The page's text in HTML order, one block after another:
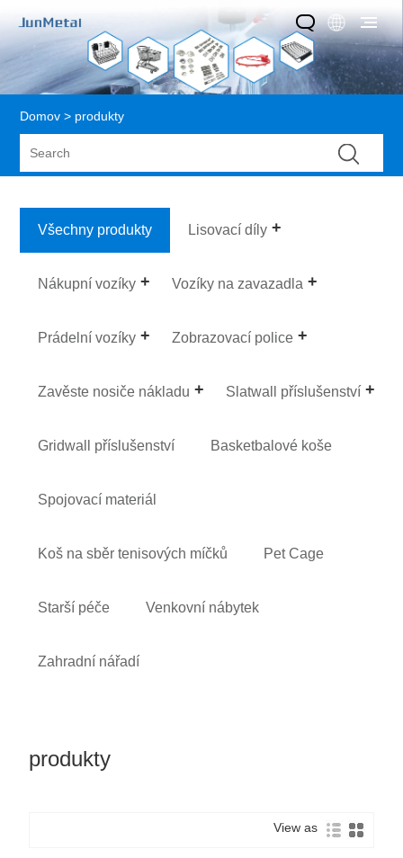
Domov > produkty
Všechny produkty Lisovací díly
Nákupní vozíky Vozíky na zavazadla
Prádelní vozíky Zobrazovací police
Zavěste nosiče nákladu Slatwall příslušenství
Gridwall příslušenství Basketbalové koše
Spojovací materiál
Koš na sběr tenisových míčků Pet Cage
Starší péče Venkovní nábytek
Zahradní nářadí
produkty
View as